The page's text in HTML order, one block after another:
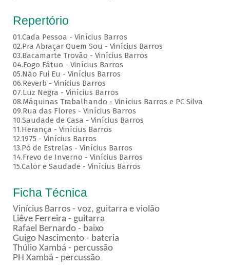
Repertório
01.Cada Pessoa - Vinícius Barros
02.Pra Abraçar Quem Sou - Vinícius Barros
03.Bacamarte Trovão - Vinícius Barros
04.Fogo Fátuo - Vinícius Barros
05.Não Fui Eu - Vinícius Barros
06.Reverb - Vinicius Barros
07.Luz Negra - Vinícius Barros
08.Máquinas Trabalhando - Vinícius Barros e PC Silva
09.Rua das Flores - Vinícius Barros
10.Saudade de Casa - Vinícius Barros
11.Herança - Vinícius Barros
12.1975 - Vinícius Barros
13.Pó de Estrelas - Vinícius Barros
14.Frevo de Inverno - Vinícius Barros
15.Calor e Saudade - Vinícius Barros
Ficha Técnica
Vinícius Barros - voz, guitarra e violão
Liêve Ferreira - guitarra
Rafael Bernardo - baixo
Guigo Nascimento - bateria
Thúlio Xambá - percussão
PH Xambá - percussão